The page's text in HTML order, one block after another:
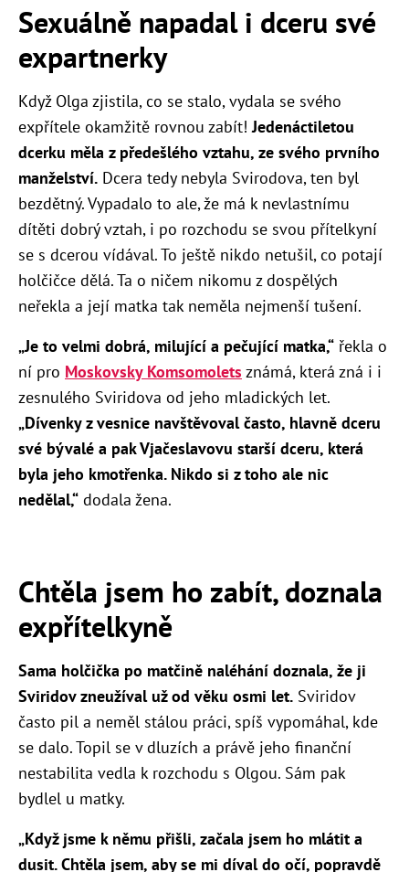
Sexuálně napadal i dceru své
expartnerky
Když Olga zjistila, co se stalo, vydala se svého
expřítele okamžitě rovnou zabít!Jedenáctiletou
dcerku měla z předešlého vztahu, ze svého prvního
manželství. Dcera tedy nebyla Svirodova, ten byl
bezdětný. Vypadalo to ale, že má k nevlastnímu
dítěti dobrý vztah, i po rozchodu se svou přítelkyní
se s dcerou vídával. To ještě nikdo netušil, co potají
holčičce dělá. Ta o ničem nikomu z dospělých
neřekla a její matka tak neměla nejmenší tušení.
„Je to velmi dobrá, milující a pečující matka,“ řekla o
ní pro Moskovsky Komsomolets známá, která zná i i
zesnulého Sviridova od jeho mladických let.
„Dívenky z vesnice navštěvoval často, hlavně dceru
své bývalé a pak Vjačeslavovu starší dceru, která
byla jeho kmotřenka. Nikdo si z toho ale nic
nedělal,“ dodala žena.
Chtěla jsem ho zabít, doznala
expřítelkyně
Sama holčička po matčině naléhání doznala, že ji
Sviridov zneužíval už od věku osmi let. Sviridov
často pil a neměl stálou práci, spíš vypomáhal, kde
se dalo. Topil se v dluzích a právě jeho finanční
nestabilita vedla k rozchodu s Olgou. Sám pak
bydlel u matky.
„Když jsme k němu přišli, začala jsem ho mlátit a
dusit. Chtěla jsem, aby se mi díval do očí, popravdě